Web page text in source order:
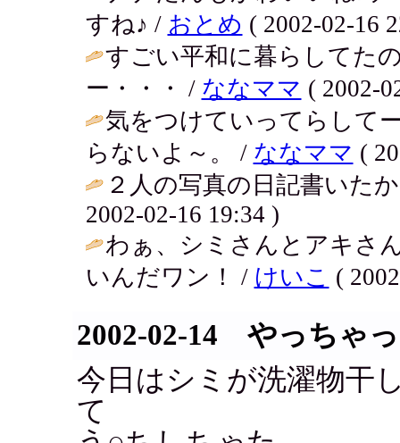
すね♪ / おとめ ( 2002-02-16
すごい平和に暮らしてた
ー・・・ / ななママ ( 2002-
気をつけていってらして
らないよ～。 / ななママ (
２人の写真の日記書いた
2002-02-16 19:34 )
わぁ、シミさんとアキさ
いんだワン！ / けいこ (
2002-02-14 やっちゃ
今日はシミが洗濯物干
て